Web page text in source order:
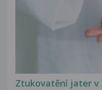
Ztukovatění jater v